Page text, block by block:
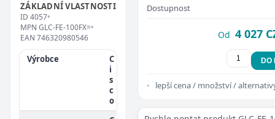
ZÁKLADNÍ VLASTNOSTI
ID 4057•
MPN GLC-FE-100FX=•
EAN 746320980546
Výrobce
C
i
s
c
o
Dostupnost
Od 4 027
DO
lepší cena / množství /